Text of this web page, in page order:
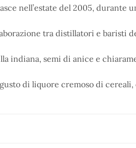
nell’estate del 2005,
tra distillatori e baristi
indiana, semi di anice e
di liquore cremoso di